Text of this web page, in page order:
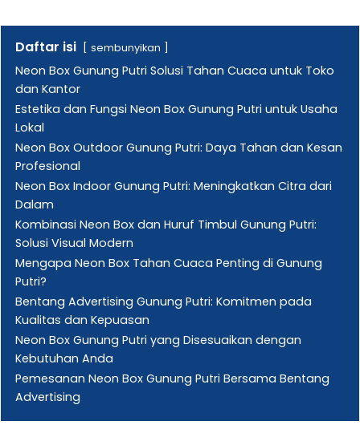
Daftar isi sembunyikan
Neon Box Gunung Putri Solusi Tahan Cuaca untuk Toko
dan Kantor
Estetika dan Fungsi Neon Box Gunung Putri untuk Usaha
Lokal
Neon Box Outdoor Gunung Putri: Daya Tahan dan Kesan
Profesional
Neon Box Indoor Gunung Putri: Meningkatkan Citra dari
Dalam
Kombinasi Neon Box dan Huruf Timbul Gunung Putri:
Solusi Visual Modern
Mengapa Neon Box Tahan Cuaca Penting di Gunung
Putri?
Bentang Advertising Gunung Putri: Komitmen pada
Kualitas dan Kepuasan
Neon Box Gunung Putri yang Disesuaikan dengan
Kebutuhan Anda
Pemesanan Neon Box Gunung Putri Bersama Bentang
Advertising